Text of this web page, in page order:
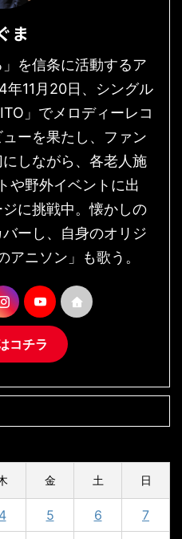
ま
」を信条に活動するア
11月20日、シングル
」でメロディーレコ
ーを果たし、ファン
しながら、各老人施
や野外イベントに出
に挑戦中。懐かしの
ーし、自身のオリジ
アニソン」も歌う。
コチラ
金 土 日
4 5 6 7